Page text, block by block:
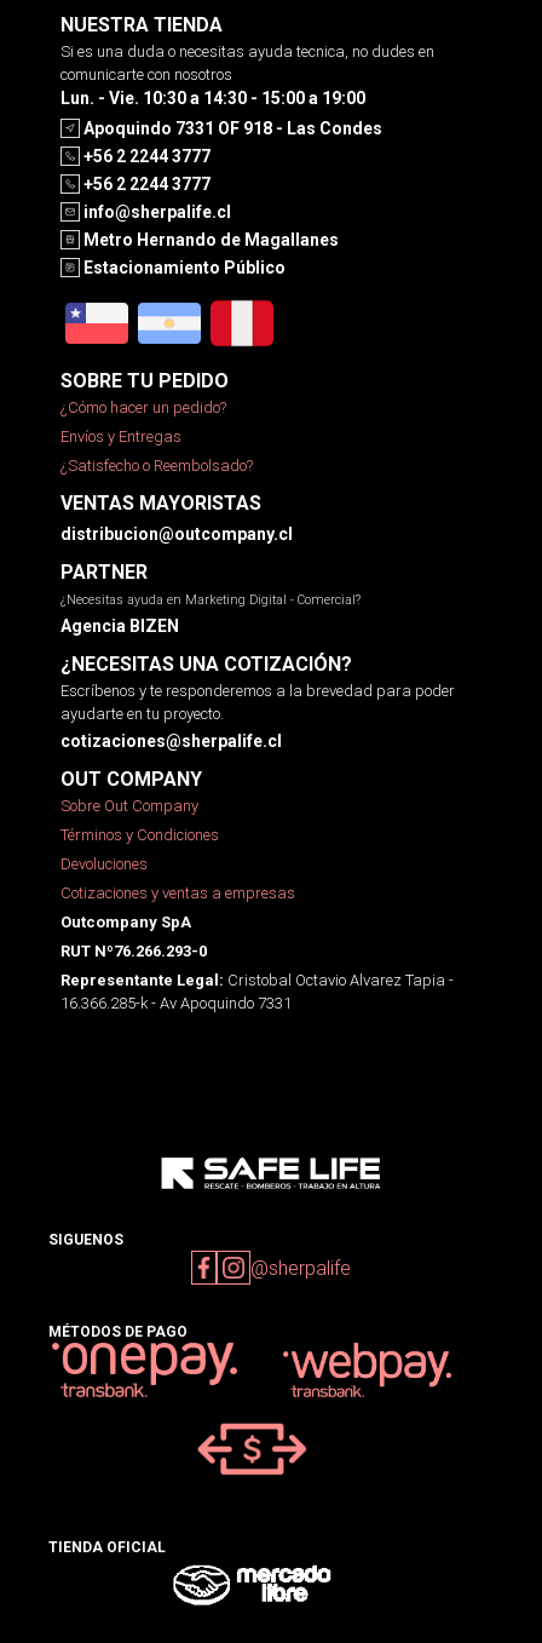
NUESTRA TIENDA
Si es una duda o necesitas ayuda tecnica, no dudes en
comunicarte con nosotros
Lun. - Vie. 10:30 a 14:30 - 15:00 a 19:00
Apoquindo 7331 OF 918 - Las Condes
+56 2 2244 3777
+56 2 2244 3777
info@sherpalife.cl
Metro Hernando de Magallanes
Estacionamiento Público
SOBRE TU PEDIDO
¿Cómo hacer un pedido?
Envíos y Entregas
¿Satisfecho o Reembolsado?
VENTAS MAYORISTAS
distribucion@outcompany.cl
PARTNER
¿Necesitas ayuda en Marketing Digital - Comercial?
Agencia BIZEN
¿NECESITAS UNA COTIZACIÓN?
Escríbenos y te responderemos a la brevedad para poder
ayudarte en tu proyecto.
cotizaciones@sherpalife.cl
OUT COMPANY
Sobre Out Company
Términos y Condiciones
Devoluciones
Cotizaciones y ventas a empresas
Outcompany SpA
RUT Nº76.266.293-0
Representante Legal: Cristobal Octavio Alvarez Tapia -
16.366.285-k - Av Apoquindo 7331
SIGUENOS
@sherpalife
MÉTODOS DE PAGO
TIENDA OFICIAL